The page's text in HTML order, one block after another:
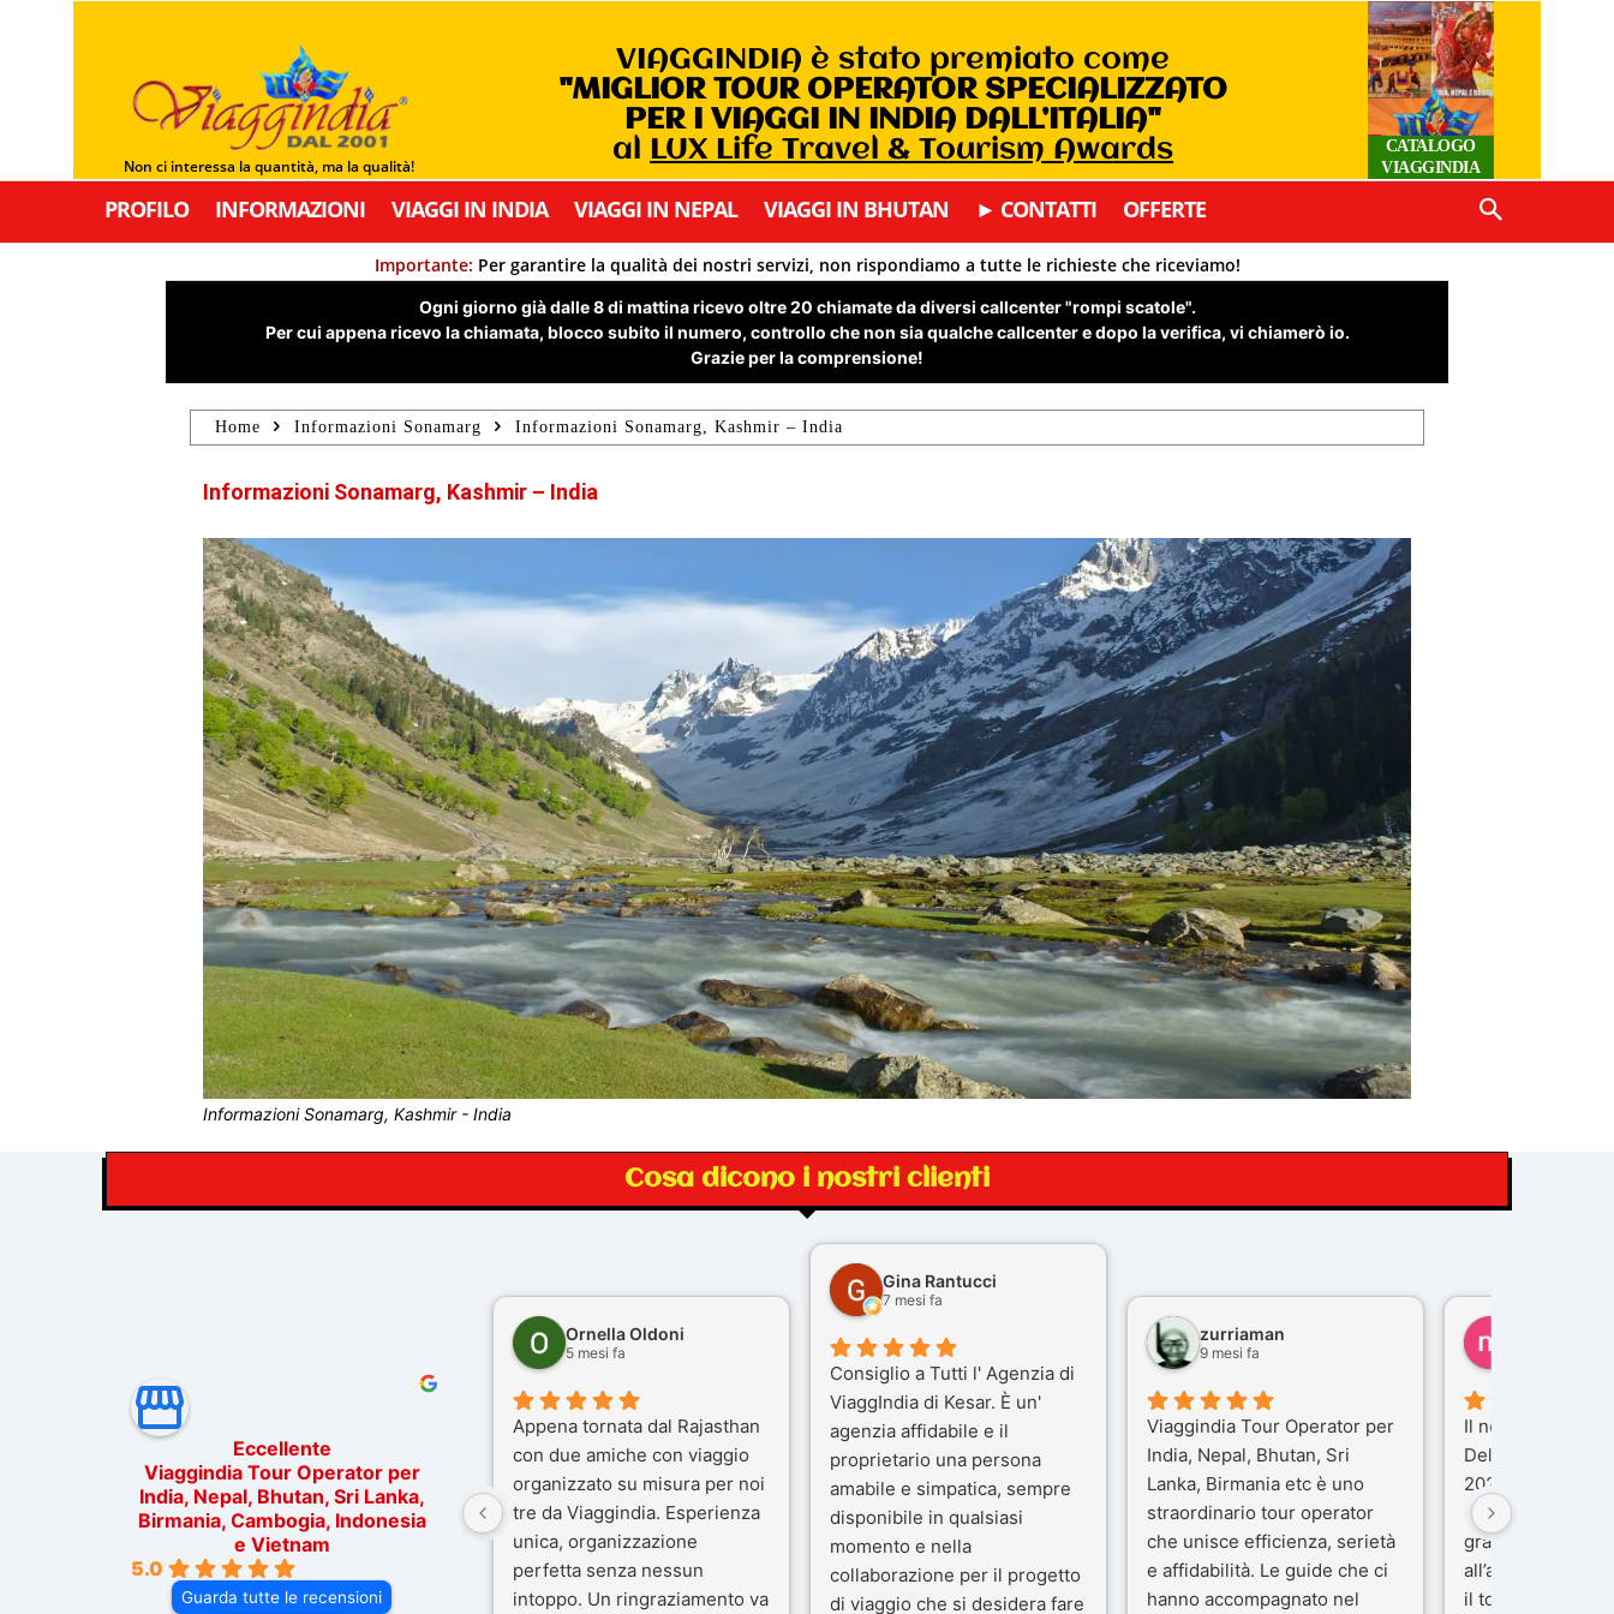
Non ci interessa la quantità, ma la qualità!
VIAGGINDIA è stato premiato come
"MIGLIOR TOUR OPERATOR SPECIALIZZATO
PER I VIAGGI IN INDIA DALL’ITALIA"
al LUX Life Travel & Tourism Awards
CATALOGO
VIAGGINDIA
PROFILO INFORMAZIONI VIAGGI IN INDIA VIAGGI IN NEPAL VIAGGI IN BHUTAN ► CONTATTI OFFERTE
Importante: Per garantire la qualità dei nostri servizi, non rispondiamo a tutte le richieste che riceviamo!
Ogni giorno già dalle 8 di mattina ricevo oltre 20 chiamate da diversi callcenter "rompi scatole".
Per cui appena ricevo la chiamata, blocco subito il numero, controllo che non sia qualche callcenter e dopo la verifica, vi chiamerò io.
Grazie per la comprensione!
Home Informazioni Sonamarg Informazioni Sonamarg, Kashmir – India
Informazioni Sonamarg, Kashmir – India
Informazioni Sonamarg, Kashmir - India
Cosa dicono i nostri clienti
Eccellente
Viaggindia Tour Operator per
India, Nepal, Bhutan, Sri Lanka,
Birmania, Cambogia, Indonesia
e Vietnam
5.0
Guarda tutte le recensioni
Ornella Oldoni
5 mesi fa
Appena tornata dal Rajasthan
con due amiche con viaggio
organizzato su misura per noi
tre da Viaggindia. Esperienza
unica, organizzazione
perfetta senza nessun
intoppo. Un ringraziamento va
Gina Rantucci
7 mesi fa
Consiglio a Tutti l' Agenzia di
ViaggIndia di Kesar. È un'
agenzia affidabile e il
proprietario una persona
amabile e simpatica, sempre
disponibile in qualsiasi
momento e nella
collaborazione per il progetto
di viaggio che si desidera fare
zurriaman
9 mesi fa
Viaggindia Tour Operator per
India, Nepal, Bhutan, Sri
Lanka, Birmania etc è uno
straordinario tour operator
che unisce efficienza, serietà
e affidabilità. Le guide che ci
hanno accompagnato nel
Il nostro viaggio
Delhi e Varanasi
2025), è stata
che porteremo
gran parte del
all’agenzia che
il tour con cura e